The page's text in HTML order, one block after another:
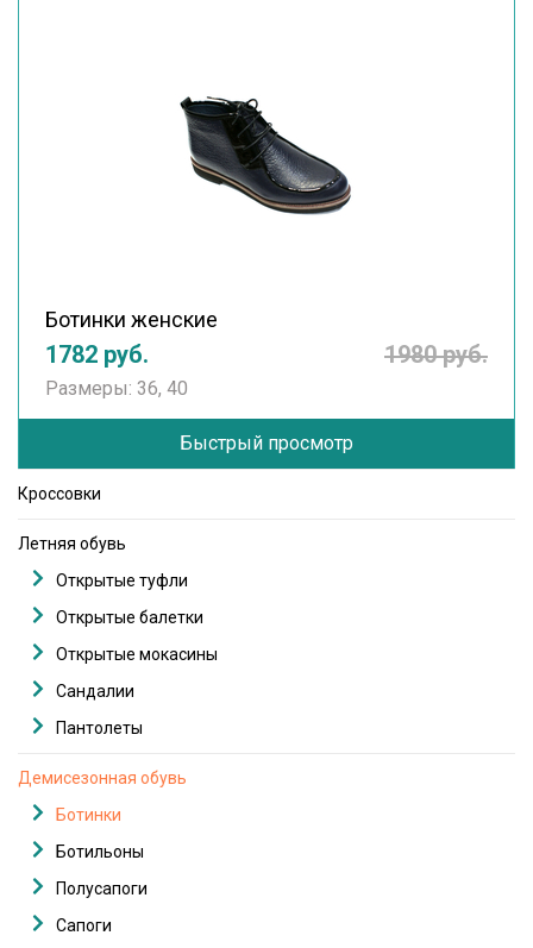
Ботинки женские
1782 руб. 1980 руб.
Размеры: 36, 40
Быстрый просмотр
Кроссовки
Летняя обувь
Открытые туфли
Открытые балетки
Открытые мокасины
Сандалии
Пантолеты
Демисезонная обувь
Ботинки
Ботильоны
Полусапоги
Сапоги